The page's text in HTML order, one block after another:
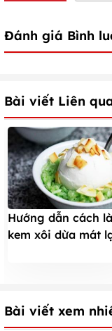
Đánh giá Bình
Bài viết Liên
Hướng dẫn cách
kem xôi dừa mát
Bài viết xem